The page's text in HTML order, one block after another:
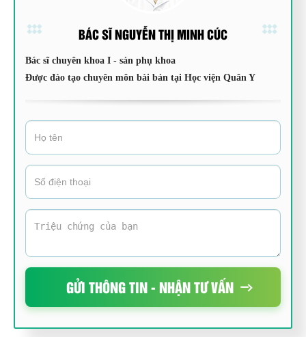
BÁC SĨ NGUYỄN THỊ MINH CÚC
Bác sĩ chuyên khoa I - sản phụ khoa
Được đào tạo chuyên môn bài bản tại Học viện Quân Y
GỬI THÔNG TIN - NHẬN TƯ VẤN